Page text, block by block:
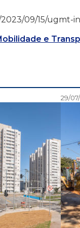
09/15/
e
29/